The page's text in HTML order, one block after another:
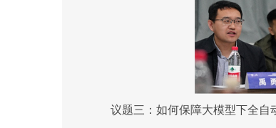
议题三： 如何保障大模型下全自